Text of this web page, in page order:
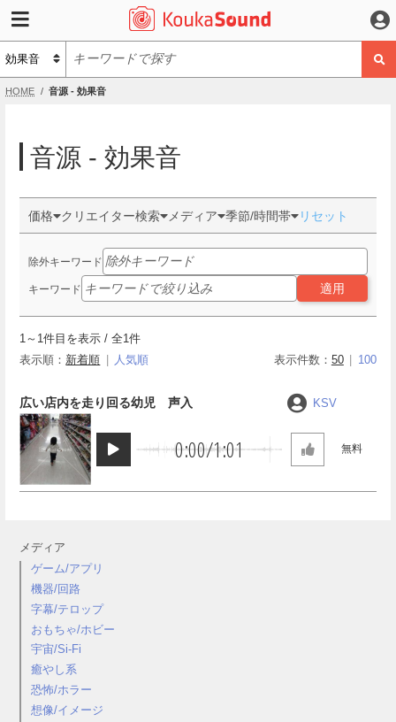
HOME 音源 - 効果音
メディア
ゲーム/アプリ
機器/回路
字幕/テロップ
おもちゃ/ホビー
宇宙/Si-Fi
癒やし系
恐怖/ホラー
想像/イメージ
音源 - 効果音
価格 クリエイター検索 メディア 季節/時間帯 リセット
除外キーワード
キーワード 適用
1 ～ 1件目を表示 / 全1件
表示順： 新着順 人気順 表示件数： 50 100
0:00/1:01
広い店内を走り回る幼児 声入 KSV
無料